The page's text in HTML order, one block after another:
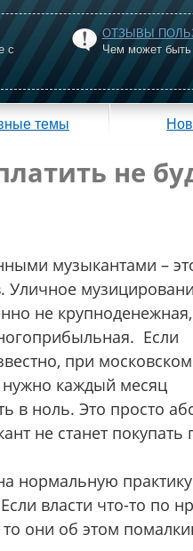
с
ОТЗЫВЫ
Чем может
темы
не
музыкантами –
Уличное
не
Если
при московском
нужно каждый месяц
в ноль. Это просто
не станет покупать
нормальную
власти что-то по
они об этом